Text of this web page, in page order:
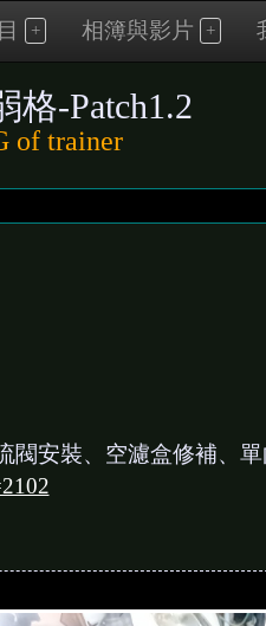
相簿與影片
格-Patch1.2
of trainer
閥安裝、空濾盒修補、